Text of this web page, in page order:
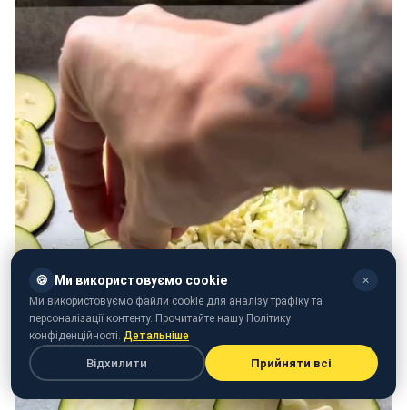
🍪 Ми використовуємо cookie ✕
Ми використовуємо файли cookie для аналізу трафіку та
персоналізації контенту. Прочитайте нашу Політику
конфіденційності. Детальніше
Відхилити Прийняти всі